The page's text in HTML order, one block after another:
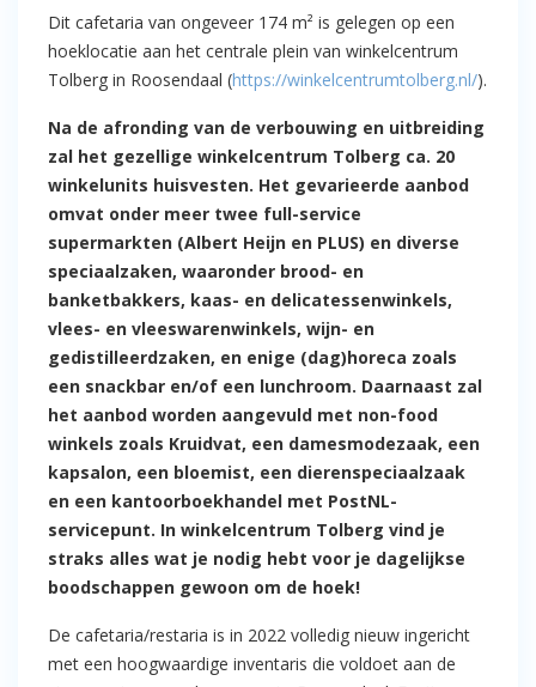
Dit cafetaria van ongeveer 174 m² is gelegen op een
hoeklocatie aan het centrale plein van winkelcentrum
Tolberg in Roosendaal (https://winkelcentrumtolberg.nl/).
Na de afronding van de verbouwing en uitbreiding
zal het gezellige winkelcentrum Tolberg ca. 20
winkelunits huisvesten. Het gevarieerde aanbod
omvat onder meer twee full-service
supermarkten (Albert Heijn en PLUS) en diverse
speciaalzaken, waaronder brood- en
banketbakkers, kaas- en delicatessenwinkels,
vlees- en vleeswarenwinkels, wijn- en
gedistilleerdzaken, en enige (dag)horeca zoals
een snackbar en/of een lunchroom. Daarnaast zal
het aanbod worden aangevuld met non-food
winkels zoals Kruidvat, een damesmodezaak, een
kapsalon, een bloemist, een dierenspeciaalzaak
en een kantoorboekhandel met PostNL-
servicepunt. In winkelcentrum Tolberg vind je
straks alles wat je nodig hebt voor je dagelijkse
boodschappen gewoon om de hoek!
De cafetaria/restaria is in 2022 volledig nieuw ingericht
met een hoogwaardige inventaris die voldoet aan de